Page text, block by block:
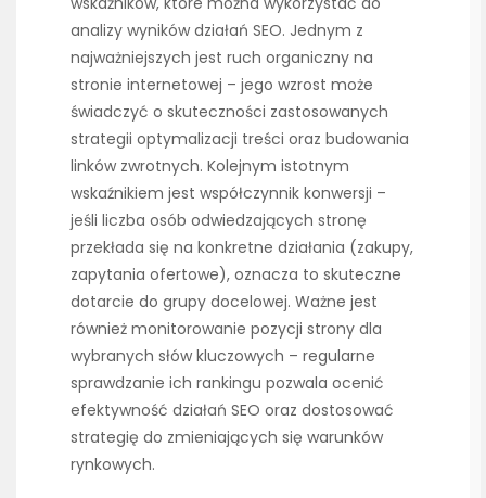
analizy wyników działań SEO. Jednym z
najważniejszych jest ruch organiczny na
stronie internetowej – jego wzrost może
świadczyć o skuteczności zastosowanych
strategii optymalizacji treści oraz budowania
linków zwrotnych. Kolejnym istotnym
wskaźnikiem jest współczynnik konwersji –
jeśli liczba osób odwiedzających stronę
przekłada się na konkretne działania (zakupy,
zapytania ofertowe), oznacza to skuteczne
dotarcie do grupy docelowej. Ważne jest
również monitorowanie pozycji strony dla
wybranych słów kluczowych – regularne
sprawdzanie ich rankingu pozwala ocenić
efektywność działań SEO oraz dostosować
strategię do zmieniających się warunków
rynkowych.